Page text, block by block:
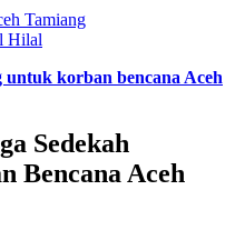
Tamiang
Hilal
korban bencana Aceh
Sedekah
Bencana Aceh